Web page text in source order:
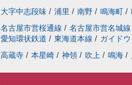
大字中志段味 / 浦里 / 南野 / 鳴海町 /
名古屋市営桜通線 / 名古屋市営名城線
愛知環状鉄道 / 東海道本線 / ガイド
高蔵寺 / 本星崎 / 神領 / 吹上 / 鳴海 /